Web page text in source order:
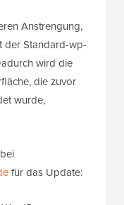
Anstrengung,
der Standard-wp-
wird die
die zuvor
wurde,
für das Update: